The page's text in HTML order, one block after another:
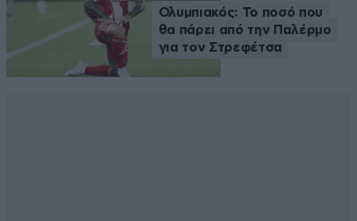
Ολυμπιακός: Το ποσό που
θα πάρει από την Παλέρμο
για τον Στρεφέτσα